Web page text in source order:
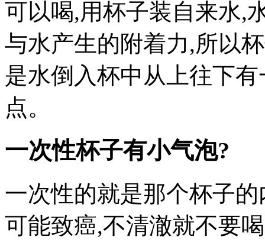
可以喝,用杯子装自来水,
与水产生的附着力,所以
是水倒入杯中从上往下
点。
一次性杯子有小气泡?
一次性的就是那个杯子
可能致癌,不清澈就不要